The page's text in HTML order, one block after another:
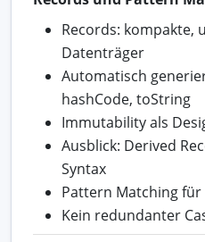
Records: kompakte,
Datenträger
Automatisch
hashCode, toString
Immutability als
Ausblick: Derived
Syntax
Pattern Matching
Kein redundanter